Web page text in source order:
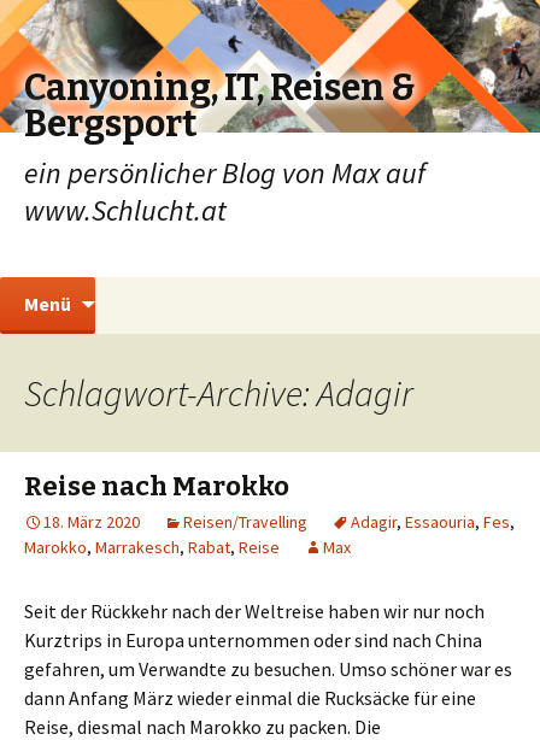
Canyoning, IT, Reisen &
Bergsport
ein persönlicher Blog von Max auf
www.Schlucht.at
Menü
Schlagwort-Archive: Adagir
Reise nach Marokko
18. März 2020 Reisen/Travelling Adagir, Essaouria, Fes,
Marokko, Marrakesch, Rabat, Reise Max
Seit der Rückkehr nach der Weltreise haben wir nur noch
Kurztrips in Europa unternommen oder sind nach China
gefahren, um Verwandte zu besuchen. Umso schöner war es
dann Anfang März wieder einmal die Rucksäcke für eine
Reise, diesmal nach Marokko zu packen. Die